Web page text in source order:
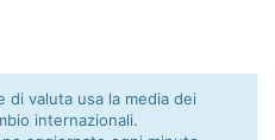
valuta usa la media dei
internazionali.